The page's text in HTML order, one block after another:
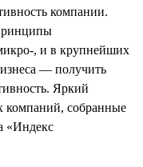
компании.
, и в крупнейших
— получить
Яркий
компаний, собранные
«Индекс